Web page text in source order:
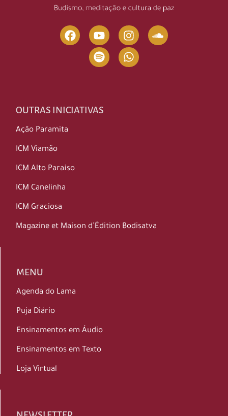
OUTRAS INICIATIVAS
Ação Paramita
ICM Viamão
ICM Alto Paraíso
ICM Canelinha
ICM Graciosa
Magazine et Maison d’Édition Bodisatva
MENU
Agenda do Lama
Puja Diário
Ensinamentos em Áudio
Ensinamentos em Texto
Loja Virtual